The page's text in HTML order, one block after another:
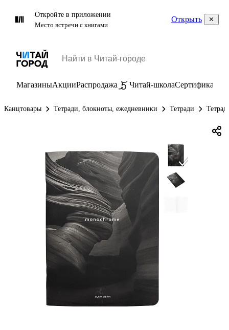
Откройте в приложении
Место встречи с книгами
Открыть
МагазиныАкцииРаспродажа Читай-школаСертификаты
Канцтовары Тетради, блокноты, ежедневники Тетради